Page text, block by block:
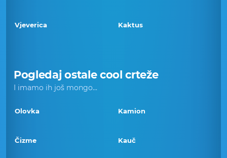
Vjeverica Kaktus
Pogledaj ostale cool crteže
I imamo ih još mongo...
Olovka Kamion
Čizme Kauč